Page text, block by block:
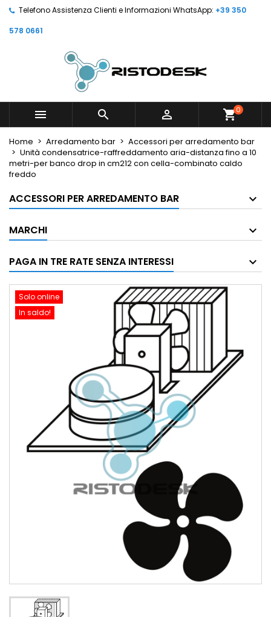
Telefono Assistenza Clienti e Informazioni WhatsApp: +39 350
578 0661
   shopping_cart0
Home Arredamento bar
Accessori per arredamento bar
Unità condensatrice-raffreddamento aria-distanza fino a 10
metri-per banco drop in cm212 con cella-combinato caldo
freddo
ACCESSORI PER ARREDAMENTO BAR
MARCHI
PAGA IN TRE RATE SENZA INTERESSI
Solo online
In saldo!